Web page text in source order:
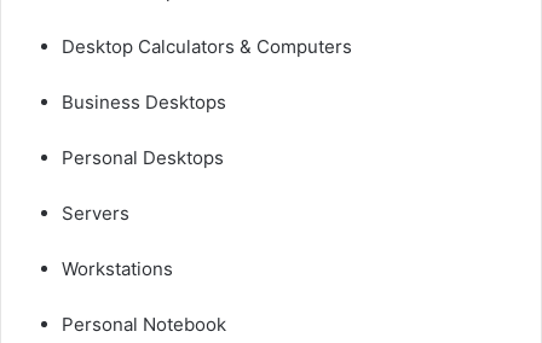
Desktop Calculators & Computers
Business Desktops
Personal Desktops
Servers
Workstations
Personal Notebook